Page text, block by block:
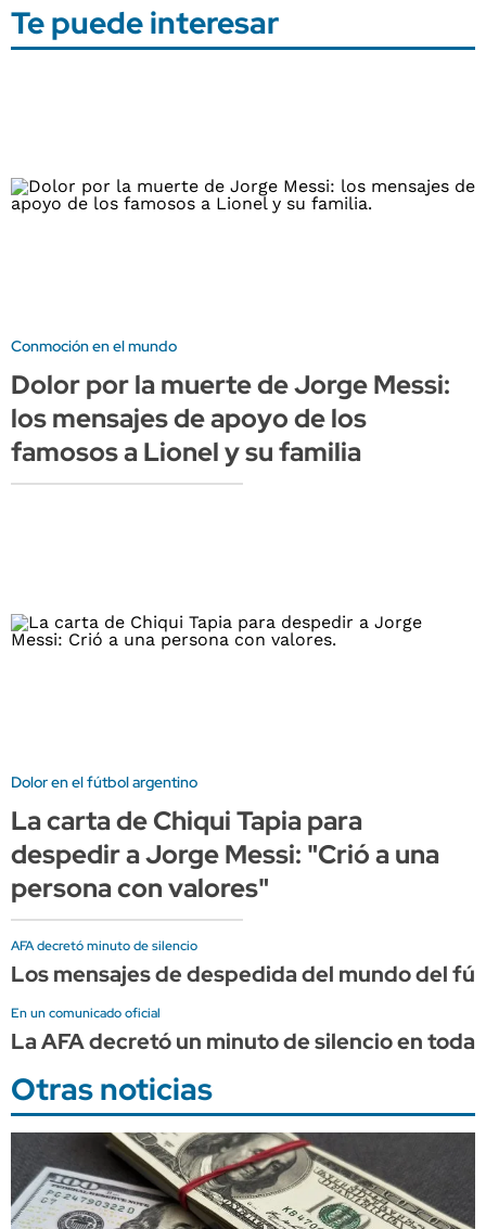
Te puede interesar
Conmoción en el mundo
Dolor por la muerte de Jorge Messi:
los mensajes de apoyo de los
famosos a Lionel y su familia
Dolor en el fútbol argentino
La carta de Chiqui Tapia para
despedir a Jorge Messi: "Crió a una
persona con valores"
AFA decretó minuto de silencio
Los mensajes de despedida del mundo del
En un comunicado oficial
La AFA decretó un minuto de silencio en
Otras noticias